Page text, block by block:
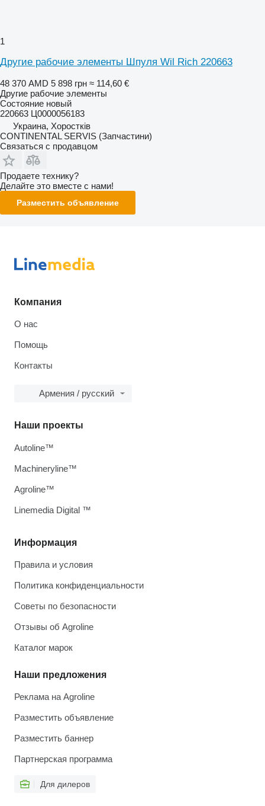
1
Другие рабочие элементы Шпуля Wil Rich 220663
48 370 AMD 5 898 грн ≈ 114,60 €
Другие рабочие элементы
Состояние новый
220663 Ц0000056183
Украина, Хоростків
CONTINENTAL SERVIS (Запчастини)
Связаться с продавцом
Продаете технику?
Делайте это вместе с нами!
Разместить объявление
Компания
О нас
Помощь
Контакты
Армения / русский
Информация
Правила и условия
Политика конфиденциальности
Советы по безопасности
Отзывы об Agroline
Каталог марок
Наши предложения
Реклама на Agroline
Разместить объявление
Разместить баннер
Партнерская программа
Для дилеров
Наши проекты
Autoline™
Machineryline™
Agroline™
Linemedia Digital ™